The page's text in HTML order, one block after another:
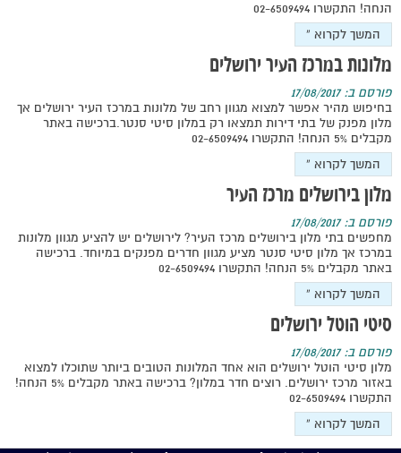
הנחה! התקשרו 02-6509494
המשך לקרוא »
מלונות במרכז העיר ירושלים
פורסם ב: 17/08/2017
בחיפוש מהיר אפשר למצוא מגוון רחב של מלונות במרכז העיר ירושלים אך
מלון מפנק של בתי דירות תמצאו רק במלון סיטי סנטר.ברכישה באתר
מקבלים 5% הנחה! התקשרו 02-6509494
המשך לקרוא »
מלון בירושלים מרכז העיר
פורסם ב: 17/08/2017
מחפשים בתי מלון בירושלים מרכז העיר? לירושלים יש להציע מגוון מלונות
במרכז אך מלון סיטי סנטר מציע מגוון חדרים מפנקים במיוחד. ברכישה
באתר מקבלים 5% הנחה! התקשרו 02-6509494
המשך לקרוא »
סיטי הוטל ירושלים
פורסם ב: 17/08/2017
מלון סיטי הוטל ירושלים הוא אחד המלונות הטובים ביותר שתוכלו למצוא
באזור מרכז ירושלים. רוצים חדר במלון? ברכישה באתר מקבלים 5% הנחה!
התקשרו 02-6509494
המשך לקרוא »